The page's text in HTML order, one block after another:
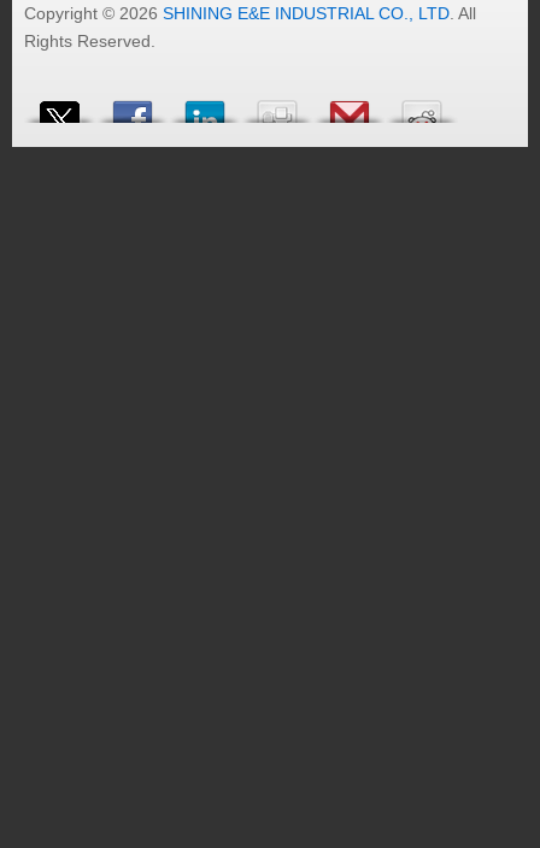
Copyright © 2026 SHINING E&E INDUSTRIAL CO., LTD. All
Rights Reserved.